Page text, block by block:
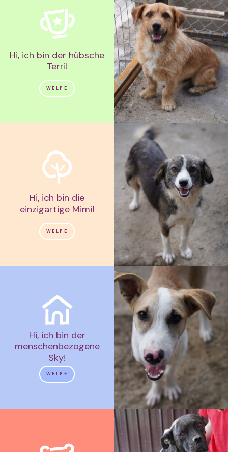
Hi, ich bin der hübsche
Terri!
WELPE
Hi, ich bin die
einzigartige Mimi!
WELPE
Hi, ich bin der
menschenbezogene
Sky!
WELPE